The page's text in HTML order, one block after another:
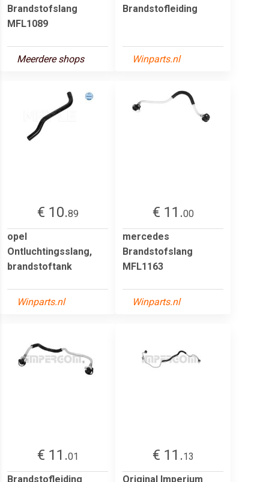
Brandstofslang
MFL1089
Meerdere shops
Brandstofleiding
Winparts.nl
€ 10.89
opel
Ontluchtingsslang,
brandstoftank
Winparts.nl
€ 11.00
mercedes
Brandstofslang
MFL1163
Winparts.nl
€ 11.01
Brandstofleiding
€ 11.13
Original Imperium